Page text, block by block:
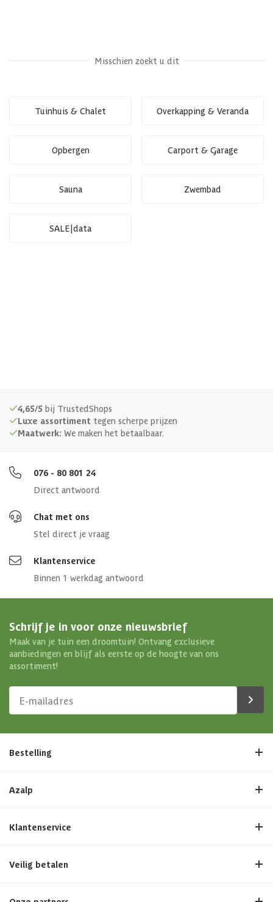
Misschien zoekt u dit
Tuinhuis & Chalet Overkapping & Veranda
Opbergen Carport & Garage
Sauna Zwembad
SALE|data
4,65/5 bij TrustedShops
Luxe assortiment tegen scherpe prijzen
Maatwerk: We maken het betaalbaar.
076 - 80 801 24
Direct antwoord
Chat met ons
Stel direct je vraag
Klantenservice
Binnen 1 werkdag antwoord
Schrijf je in voor onze nieuwsbrief
Maak van je tuin een droomtuin! Ontvang exclusieve
aanbiedingen en blijf als eerste op de hoogte van ons
assortiment!
Bestelling
Azalp
Klantenservice
Veilig betalen